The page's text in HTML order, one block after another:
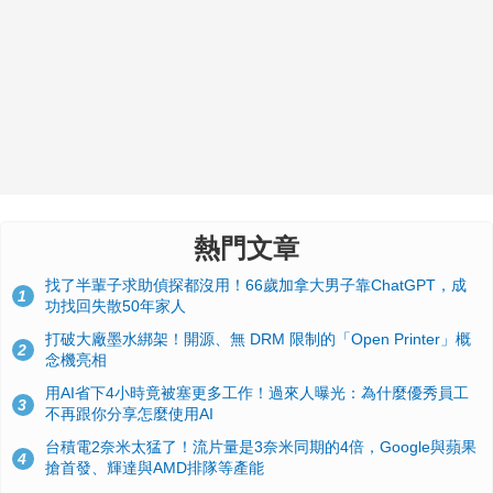
熱門文章
1
找了半輩子求助偵探都沒用！66歲加拿大男子靠ChatGPT，成
功找回失散50年家人
2
打破大廠墨水綁架！開源、無 DRM 限制的「Open Printer」概
念機亮相
3
用AI省下4小時竟被塞更多工作！過來人曝光：為什麼優秀員工
不再跟你分享怎麼使用AI
4
台積電2奈米太猛了！流片量是3奈米同期的4倍，Google與蘋果
搶首發、輝達與AMD排隊等產能